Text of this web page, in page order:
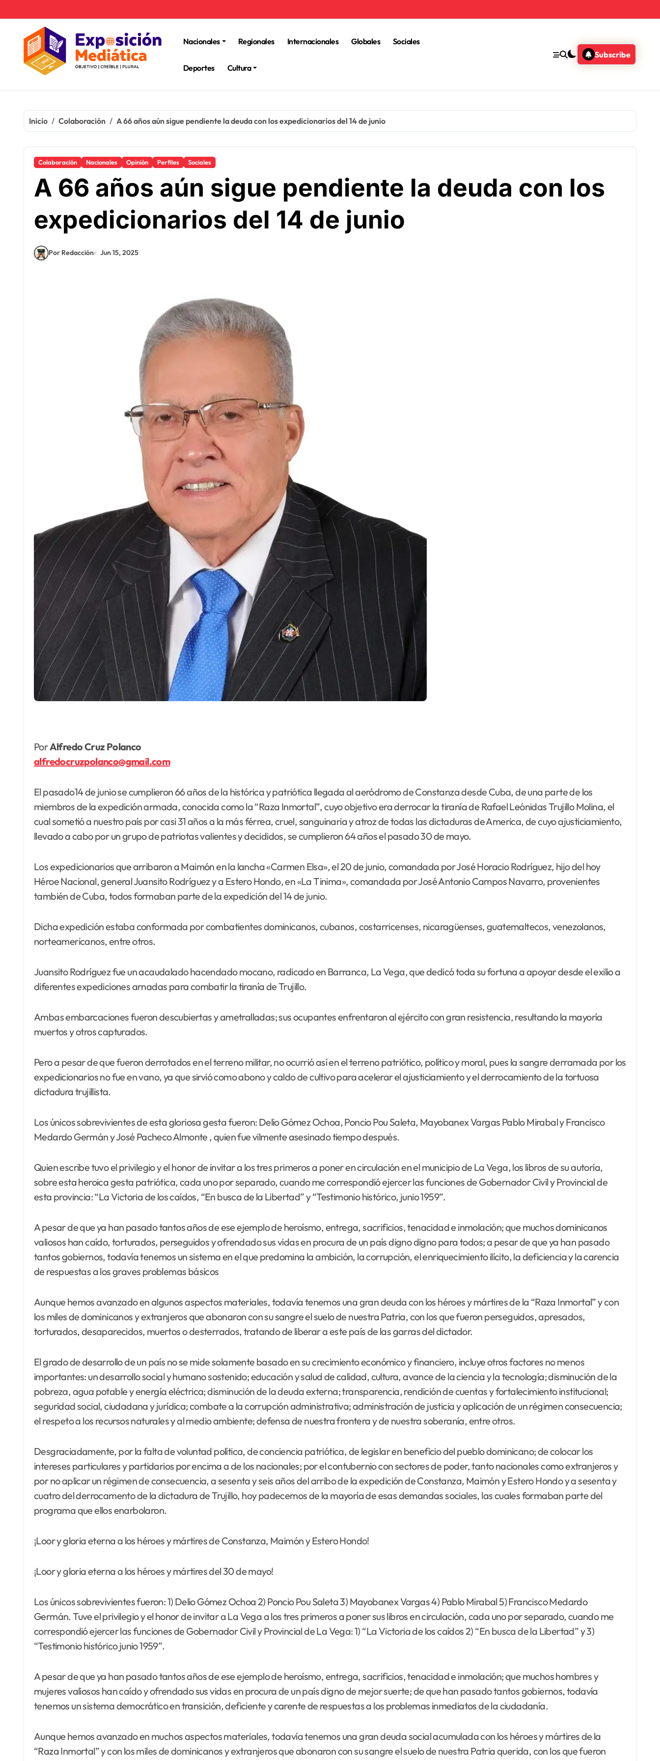
Nacionales
Regionales Internacionales Globales Sociales
Deportes Cultura
Subscribe
Inicio Colaboración A 66 años aún sigue pendiente la deuda con los expedicionarios del 14 de junio
Colaboración Nacionales Opinión Perfiles Sociales
A 66 años aún sigue pendiente la deuda con los
expedicionarios del 14 de junio
Por Redacción Jun 15, 2025
PorAlfredo Cruz Polanco
alfredocruzpolanco@gmail.com
El pasado14 de junio se cumplieron 66 años de la histórica y patriótica llegada al aeródromo de Constanza desde Cuba, de una parte de los
miembros de la expedición armada, conocida como la “Raza Inmortal”, cuyo objetivo era derrocar la tiranía de Rafael Leónidas Trujillo Molina, el
cual sometió a nuestro país por casi 31 años a la más férrea, cruel, sanguinaria y atroz de todas las dictaduras de America, de cuyo ajusticiamiento,
llevado a cabo por un grupo de patriotas valientes y decididos, se cumplieron 64 años el pasado 30 de mayo.
Los expedicionarios que arribaron a Maimón en la lancha «Carmen Elsa», el 20 de junio, comandada por José Horacio Rodríguez, hijo del hoy
Héroe Nacional, general Juansito Rodríguez y a Estero Hondo, en «La Tinima», comandada por José Antonio Campos Navarro, provenientes
también de Cuba, todos formaban parte de la expedición del 14 de junio.
Dicha expedición estaba conformada por combatientes dominicanos, cubanos, costarricenses, nicaragüenses, guatemaltecos, venezolanos,
norteamericanos, entre otros.
Juansito Rodríguez fue un acaudalado hacendado mocano, radicado en Barranca, La Vega, que dedicó toda su fortuna a apoyar desde el exilio a
diferentes expediciones arnadas para combatir la tiranía de Trujillo.
Ambas embarcaciones fueron descubiertas y ametralladas; sus ocupantes enfrentaron al ejército con gran resistencia, resultando la mayoría
muertos y otros capturados.
Pero a pesar de que fueron derrotados en el terreno militar, no ocurrió así en el terreno patriótico, político y moral, pues la sangre derramada por los
expedicionarios no fue en vano, ya que sirvió como abono y caldo de cultivo para acelerar el ajusticiamiento y el derrocamiento de la tortuosa
dictadura trujillista.
Los únicos sobrevivientes de esta gloriosa gesta fueron: Delio Gómez Ochoa, Poncio Pou Saleta, Mayobanex Vargas Pablo Mirabal y Francisco
Medardo Germán y José Pacheco Almonte , quien fue vilmente asesinado tiempo después.
Quien escribe tuvo el privilegio y el honor de invitar a los tres primeros a poner en circulación en el municipio de La Vega, los libros de su autoría,
sobre esta heroica gesta patriótica, cada uno por separado, cuando me correspondió ejercer las funciones de Gobernador Civil y Provincial de
esta provincia: “La Victoria de los caídos, “En busca de la Libertad” y “Testimonio histórico, junio 1959”.
A pesar de que ya han pasado tantos años de ese ejemplo de heroísmo, entrega, sacrificios, tenacidad e inmolación; que muchos dominicanos
valiosos han caído, torturados, perseguidos y ofrendado sus vidas en procura de un país digno digno para todos; a pesar de que ya han pasado
tantos gobiernos, todavía tenemos un sistema en el que predomina la ambición, la corrupción, el enriquecimiento ilícito, la deficiencia y la carencia
de respuestas a los graves problemas básicos
Aunque hemos avanzado en algunos aspectos materiales, todavía tenemos una gran deuda con los héroes y mártires de la “Raza Inmortal” y con
los miles de dominicanos y extranjeros que abonaron con su sangre el suelo de nuestra Patria, con los que fueron perseguidos, apresados,
torturados, desaparecidos, muertos o desterrados, tratando de liberar a este país de las garras del dictador.
El grado de desarrollo de un país no se mide solamente basado en su crecimiento económico y financiero, incluye otros factores no menos
importantes: un desarrollo social y humano sostenido; educación y salud de calidad, cultura, avance de la ciencia y la tecnología; disminución de la
pobreza, agua potable y energía eléctrica; disminución de la deuda externa; transparencia, rendición de cuentas y fortalecimiento institucional;
seguridad social, ciudadana y jurídica; combate a la corrupción administrativa; administración de justicia y aplicación de un régimen consecuencia;
el respeto a los recursos naturales y al medio ambiente; defensa de nuestra frontera y de nuestra soberanía, entre otros.
Desgraciadamente, por la falta de voluntad política, de conciencia patriótica, de legislar en beneficio del pueblo dominicano; de colocar los
intereses particulares y partidarios por encima a de los nacionales; por el contubernio con sectores de poder, tanto nacionales como extranjeros y
por no aplicar un régimen de consecuencia, a sesenta y seis años del arribo de la expedición de Constanza, Maimón y Estero Hondo y a sesenta y
cuatro del derrocamento de la dictadura de Trujillo, hoy padecemos de la mayoría de esas demandas sociales, las cuales formaban parte del
programa que ellos enarbolaron.
¡Loor y gloria eterna a los héroes y mártires de Constanza, Maimón y Estero Hondo!
¡Loor y gloria eterna a los héroes y mártires del 30 de mayo!
Los únicos sobrevivientes fueron: 1) Delio Gómez Ochoa 2) Poncio Pou Saleta 3) Mayobanex Vargas 4) Pablo Mirabal 5) Francisco Medardo
Germán. Tuve el privilegio y el honor de invitar a La Vega a los tres primeros a poner sus libros en circulación, cada uno por separado, cuando me
correspondió ejercer las funciones de Gobernador Civil y Provincial de La Vega: 1) “La Victoria de los caídos 2) “En busca de la Libertad” y 3)
“Testimonio histórico junio 1959”.
A pesar de que ya han pasado tantos años de ese ejemplo de heroísmo, entrega, sacrificios, tenacidad e inmolación; que muchos hombres y
mujeres valiosos han caído y ofrendado sus vidas en procura de un país digno de mejor suerte; de que han pasado tantos gobiernos, todavía
tenemos un sistema democrático en transición, deficiente y carente de respuestas a los problemas inmediatos de la ciudadanía.
Aunque hemos avanzado en muchos aspectos materiales, todavía tenemos una gran deuda social acumulada con los héroes y mártires de la
“Raza Inmortal” y con los miles de dominicanos y extranjeros que abonaron con su sangre el suelo de nuestra Patria querida, con los que fueron